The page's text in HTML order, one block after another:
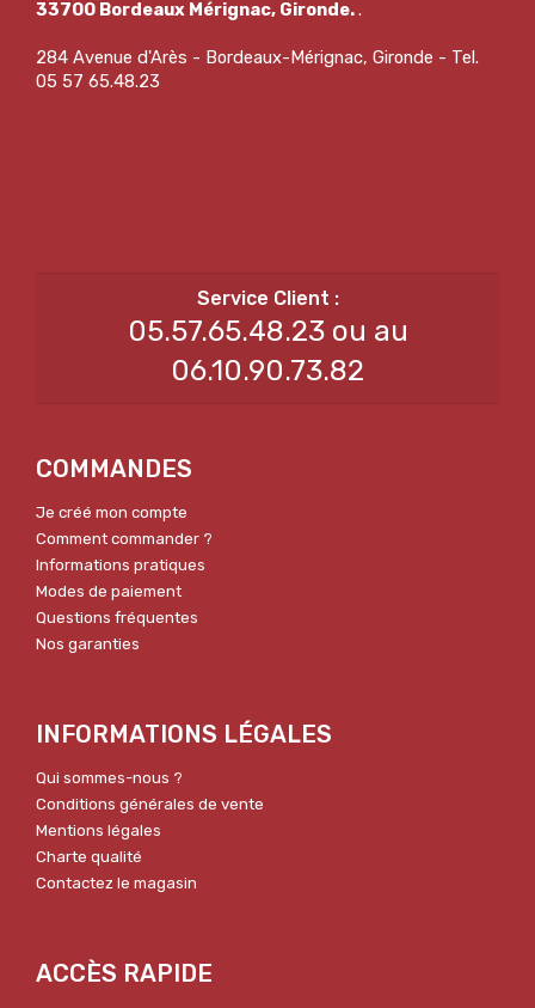
33700 Bordeaux Mérignac, Gironde..
284 Avenue d'Arès - Bordeaux-Mérignac, Gironde - Tel.
05 57 65.48.23
05.57.65.48.23 ou au
06.10.90.73.82
COMMANDES
Je créé mon compte
Comment commander ?
Informations pratiques
Modes de paiement
Questions fréquentes
Nos garanties
INFORMATIONS LÉGALES
Qui sommes-nous ?
Conditions générales de vente
Mentions légales
Charte qualité
Contactez le magasin
ACCÈS RAPIDE